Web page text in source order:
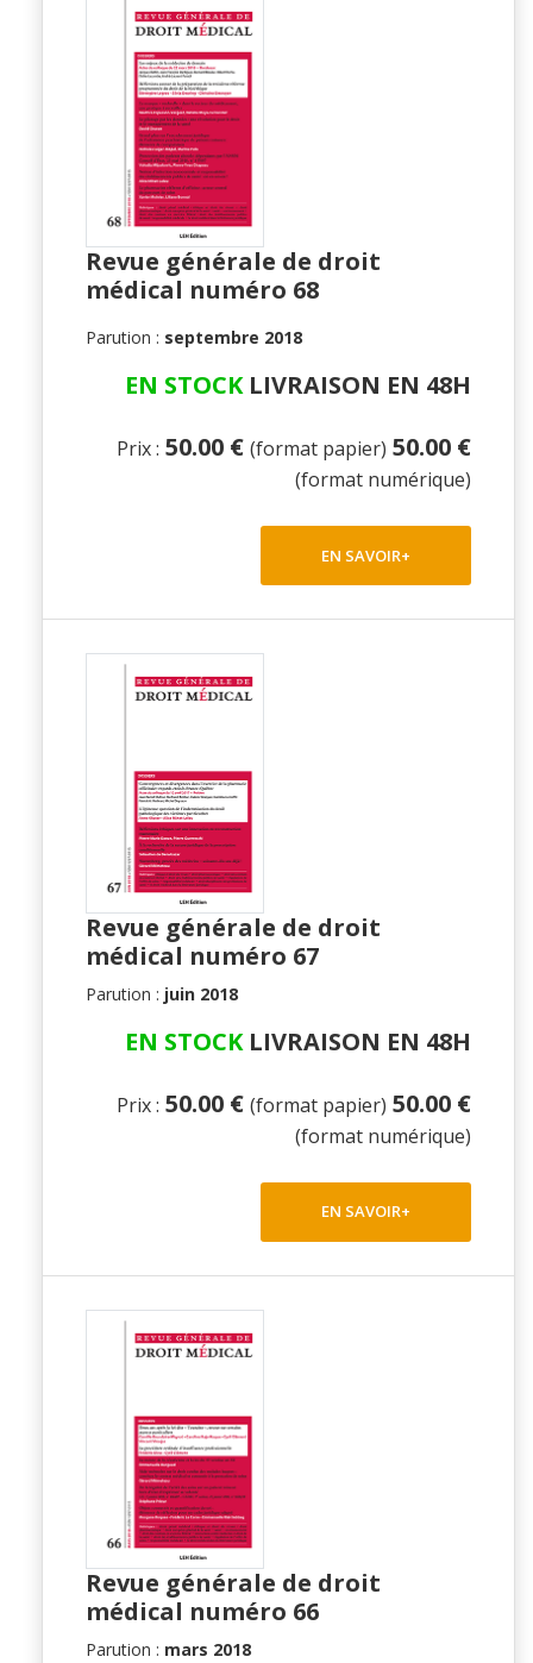
Revue générale de droit
médical numéro 68
Parution : septembre 2018
EN STOCKLIVRAISON EN 48H
Prix : 50.00 € (format papier) 50.00 €
(format numérique)
EN SAVOIR+
Revue générale de droit
médical numéro 67
Parution : juin 2018
EN STOCKLIVRAISON EN 48H
Prix : 50.00 € (format papier) 50.00 €
(format numérique)
EN SAVOIR+
Revue générale de droit
médical numéro 66
Parution : mars 2018